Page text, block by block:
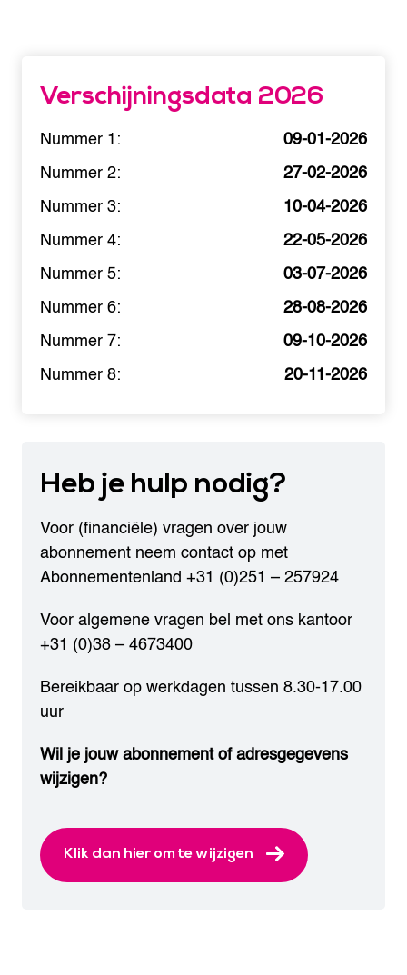
i
k
e
p
r
j
s
w
a
s
:
0
.
s
s
:
€
5
,
0
0
.
Verschijningsdata 2026
Nummer 1:
09-01-2026
Nummer 2:
27-02-2026
Nummer 3:
10-04-2026
Nummer 4:
22-05-2026
Nummer 5:
03-07-2026
Nummer 6:
28-08-2026
Nummer 7:
09-10-2026
Nummer 8:
20-11-2026
Heb je hulp nodig?
Voor (financiële) vragen over jouw
abonnement neem contact op met
Abonnementenland +31 (0)251 – 257924
Voor algemene vragen bel met ons kantoor
+31 (0)38 – 4673400
Bereikbaar op werkdagen tussen 8.30-17.00
uur
Wil je jouw abonnement of adresgegevens
wijzigen?
Klik dan hier om te wijzigen